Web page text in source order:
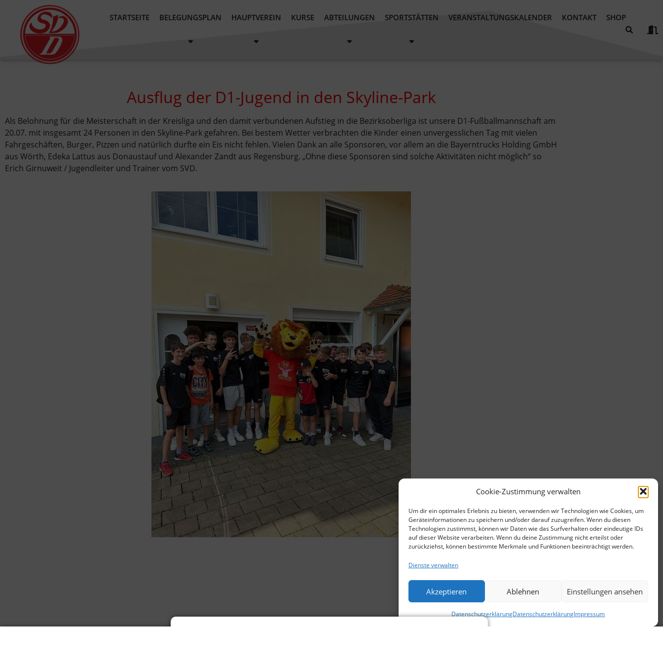
Cookie-Zustimmung verwalten
Um dir ein optimales Erlebnis zu bieten, verwenden wir Technologien wie Cookies, um
Geräteinformationen zu speichern und/oder darauf zuzugreifen. Wenn du diesen
Technologien zustimmst, können wir Daten wie das Surfverhalten oder eindeutige IDs
auf dieser Website verarbeiten. Wenn du deine Zustimmung nicht erteilst oder
zurückziehst, können bestimmte Merkmale und Funktionen beeinträchtigt werden.
Dienste verwalten
Akzeptieren Ablehnen Einstellungen ansehen
DatenschutzerklärungDatenschutzerklärungImpressum
STARTSEITE BELEGUNGSPLAN HAUPTVEREIN KURSE ABTEILUNGEN SPORTSTÄTTEN VERANSTALTUNGSKALENDER KONTAKT SHOP
Ausflug der D1-Jugend in den Skyline-Park
Als Belohnung für die Meisterschaft in der Kreisliga und den damit verbundenen Aufstieg in die Bezirksoberliga ist unsere D1-Fußballmannschaft am
20.07. mit insgesamt 24 Personen in den Skyline-Park gefahren. Bei bestem Wetter verbrachten die Kinder einen unvergesslichen Tag mit vielen
Fahrgeschäften, Burger, Pizzen und natürlich durfte ein Eis nicht fehlen. Vielen Dank an alle Sponsoren, vor allem an die Bayerntrucks Holding GmbH
aus Wörth, Edeka Lattus aus Donaustauf und Alexander Zandt aus Regensburg. „Ohne diese Sponsoren sind solche Aktivitäten nicht möglich“ so
Erich Girnuweit / Jugendleiter und Trainer vom SVD.